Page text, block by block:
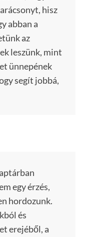
hisz
abban a
az
leszünk, mint
ünnepének
segít jobbá,
egy érzés,
hordozunk.
és
erejéből, a